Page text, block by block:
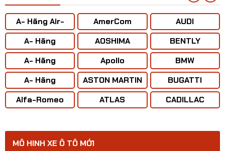
Mô hình máy bay Vận tải An-225 CCCP tỷ lệ
1:400
A- Hãng Air-
BUS
A- Hãng
ANTONOV ( Liên
Xô)
A- Hãng
BOENING
A- Hãng
CONCORD
Alfa-Romeo
AmerCom
AOSHIMA
Apollo
ASTON MARTIN
ATLAS
AUDI
BENTLY
BMW
BUGATTI
CADILLAC
MÔ HINH XE Ô TÔ MỚI